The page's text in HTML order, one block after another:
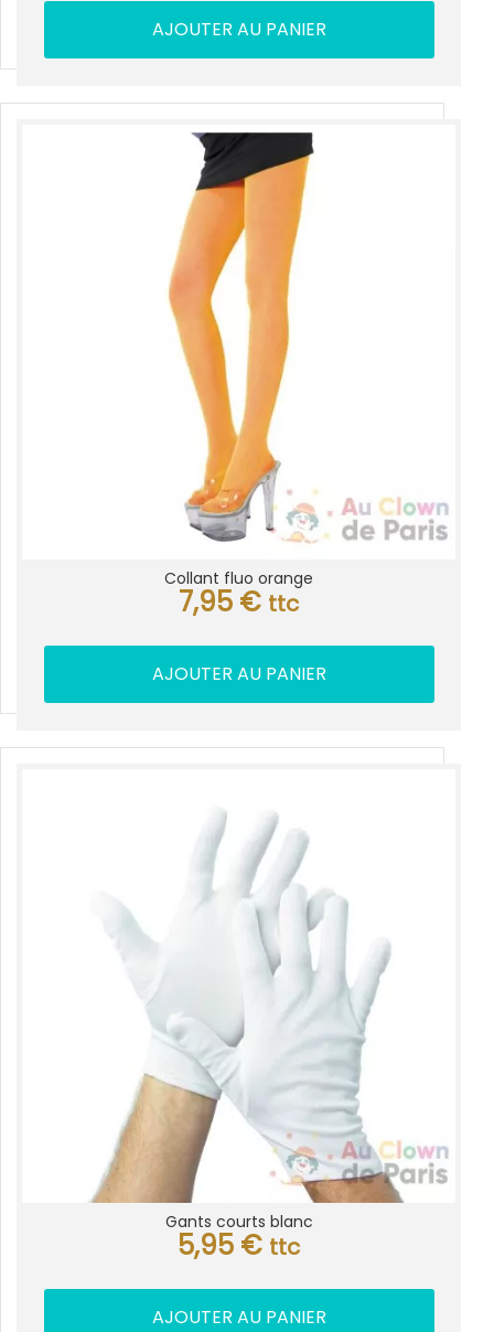
AJOUTER AU PANIER
Collant fluo orange
7,95 € ttc
AJOUTER AU PANIER
Gants courts blanc
5,95 € ttc
AJOUTER AU PANIER